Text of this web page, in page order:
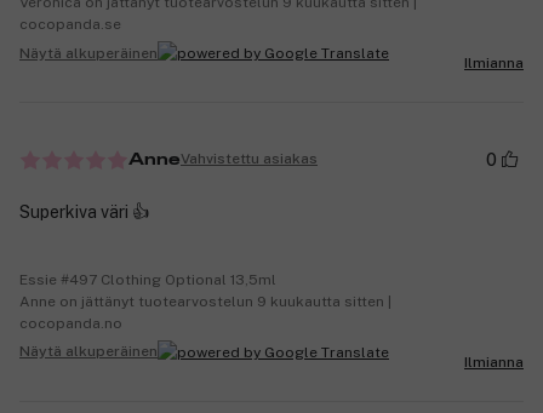
cocopanda.se
Näytä alkuperäinen
Ilmianna
AnneVahvistettu asiakas 0
Superkiva väri 👍
Essie #497 Clothing Optional 13,5ml
Anne on jättänyt tuotearvostelun 9 kuukautta sitten |
cocopanda.no
Näytä alkuperäinen
Ilmianna